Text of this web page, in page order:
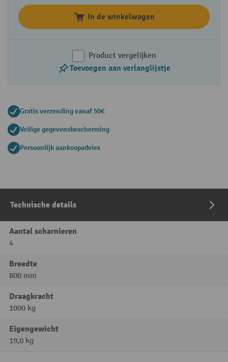
In de winkelwagen
Product vergelijken
Toevoegen aan verlanglijstje
Gratis verzending vanaf 50€
Veilige gegevensbescherming
Persoonlijk aankoopadvies
Technische details
Aantal scharnieren
4
Breedte
800 mm
Draagkracht
1000 kg
Eigengewicht
19,0 kg